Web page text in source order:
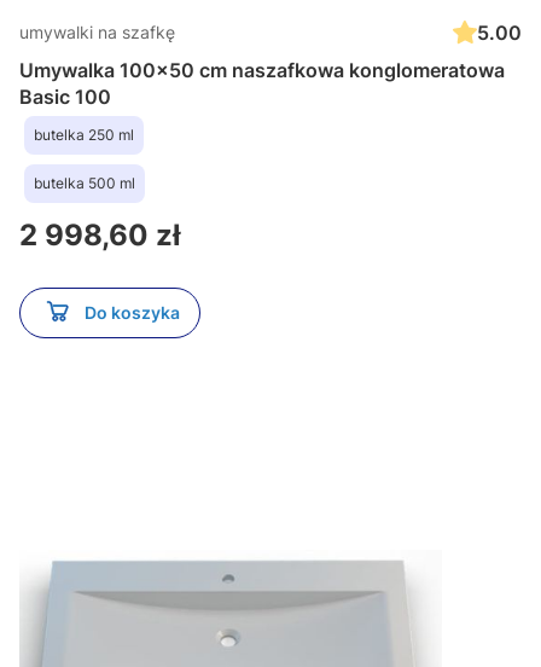
umywalki na szafkę
5.00
Umywalka 100x50 cm naszafkowa konglomeratowa
Basic 100
butelka 250 ml
butelka 500 ml
Cena
2 998,60 zł
Do koszyka